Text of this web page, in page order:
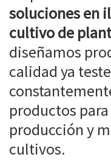
soluciones en
cultivo de
diseñamos
calidad ya
productos
producción y
cultivos.